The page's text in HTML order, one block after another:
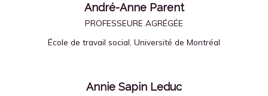
André-Anne Parent
PROFESSEURE AGRÉGÉE
École de travail social, Université de Montréal
Annie Sapin Leduc